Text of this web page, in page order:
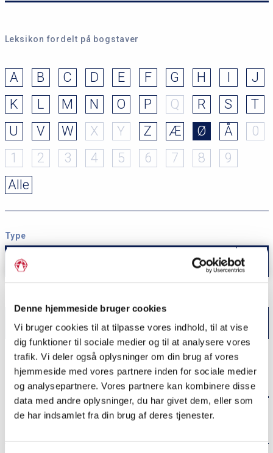
Denne hjemmeside bruger cookies
Vi bruger cookies til at tilpasse vores indhold, til at vise
dig funktioner til sociale medier og til at analysere vores
trafik. Vi deler også oplysninger om din brug af vores
hjemmeside med vores partnere inden for sociale medier
og analysepartnere. Vores partnere kan kombinere disse
data med andre oplysninger, du har givet dem, eller som
de har indsamlet fra din brug af deres tjenester.
Leksikon fordelt på bogstaver
A B C D E F G H
J
K
L M N O P Q R S
T
U
V W X Y Z Æ Ø Å
0
1
2 3 4 5 6 7 8
9
Alle
Type
- Enhver -
Ø
Ødegård